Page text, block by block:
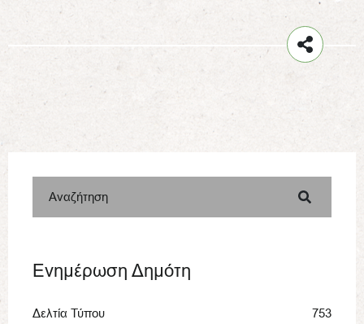
Αναζήτηση
Ενημέρωση Δημότη
Δελτία Τύπου 753